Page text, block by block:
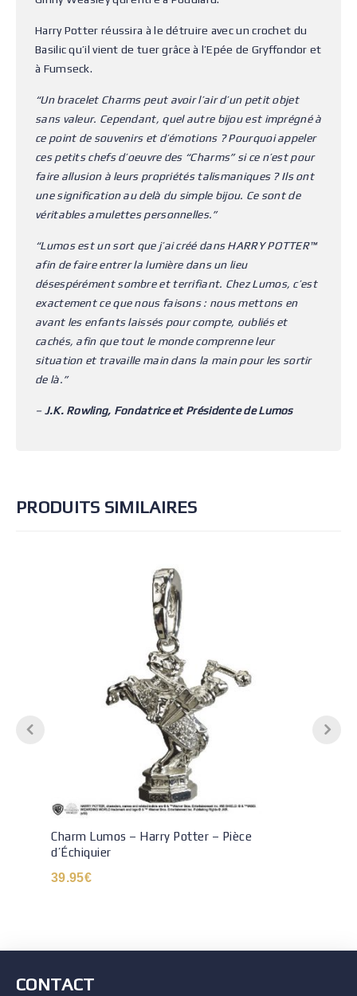
Harry Potter réussira à le détruire avec un crochet du
Basilic qu’il vient de tuer grâce à l’Epée de Gryffondor et
à Fumseck.
“Un bracelet Charms peut avoir l’air d’un petit objet
sans valeur. Cependant, quel autre bijou est imprégné à
ce point de souvenirs et d’émotions ? Pourquoi appeler
ces petits chefs d’oeuvre des “Charms” si ce n’est pour
faire allusion à leurs propriétés talismaniques ? Ils ont
une signification au delà du simple bijou. Ce sont de
véritables amulettes personnelles.”
“Lumos est un sort que j’ai créé dans HARRY POTTER™
afin de faire entrer la lumière dans un lieu
désespérément sombre et terrifiant. Chez Lumos, c’est
exactement ce que nous faisons : nous mettons en
avant les enfants laissés pour compte, oubliés et
cachés, afin que tout le monde comprenne leur
situation et travaille main dans la main pour les sortir
de là.”
– J.K. Rowling, Fondatrice et Présidente de Lumos
PRODUITS SIMILAIRES
Charm Lumos – Harry Potter – Pièce
d’Échiquier
39.95€
CONTACT